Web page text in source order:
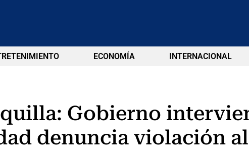
ECONOMÍA INTERNACIONAL
Gobierno
denuncia violación